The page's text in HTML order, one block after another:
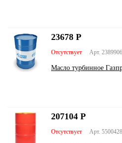
Арт.
Отсутствует
Масло турбинное
23678 Р
Арт.
Отсутствует
207104 Р